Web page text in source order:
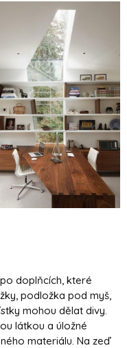
doplňcích, které
podložka pod myš,
mohou dělat divy.
látkou a úložné
materiálu. Na zeď